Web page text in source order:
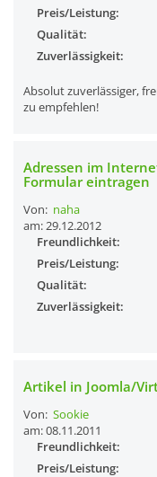
Preis/Leistung:
Qualität:
Zuverlässigkeit:
Absolut zuverlässiger,
zu empfehlen!
Adressen im
Formular eintragen
Von: naha
am: 29.12.2012
Freundlichkeit:
Preis/Leistung:
Qualität:
Zuverlässigkeit:
Artikel in Joomla/
Von: Sookie
am: 08.11.2011
Freundlichkeit:
Preis/Leistung: